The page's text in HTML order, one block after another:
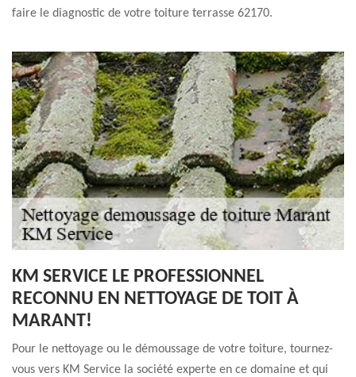
faire le diagnostic de votre toiture terrasse 62170.
KM SERVICE LE PROFESSIONNEL
RECONNU EN NETTOYAGE DE TOIT À
MARANT!
Pour le nettoyage ou le démoussage de votre toiture, tournez-
vous vers KM Service la société experte en ce domaine et qui